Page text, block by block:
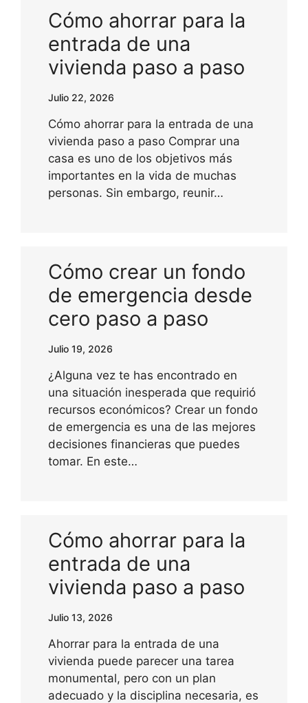
Cómo ahorrar para la
entrada de una
vivienda paso a paso
Julio 22, 2026
Cómo ahorrar para la entrada de una
vivienda paso a paso Comprar una
casa es uno de los objetivos más
importantes en la vida de muchas
personas. Sin embargo, reunir…
Cómo crear un fondo
de emergencia desde
cero paso a paso
Julio 19, 2026
¿Alguna vez te has encontrado en
una situación inesperada que requirió
recursos económicos? Crear un fondo
de emergencia es una de las mejores
decisiones financieras que puedes
tomar. En este…
Cómo ahorrar para la
entrada de una
vivienda paso a paso
Julio 13, 2026
Ahorrar para la entrada de una
vivienda puede parecer una tarea
monumental, pero con un plan
adecuado y la disciplina necesaria, es